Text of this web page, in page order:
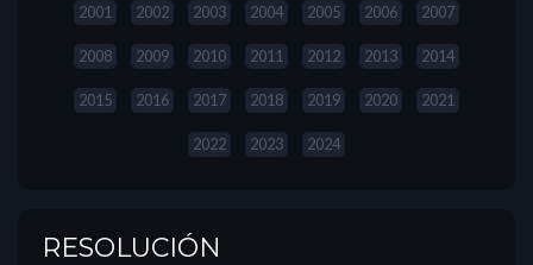
2001 2002 2003 2004 2005 2006 2007
2008 2009 2010 2011 2012 2013 2014
2015 2016 2017 2018 2019 2020 2021
2022 2023 2024
RESOLUCIÓN